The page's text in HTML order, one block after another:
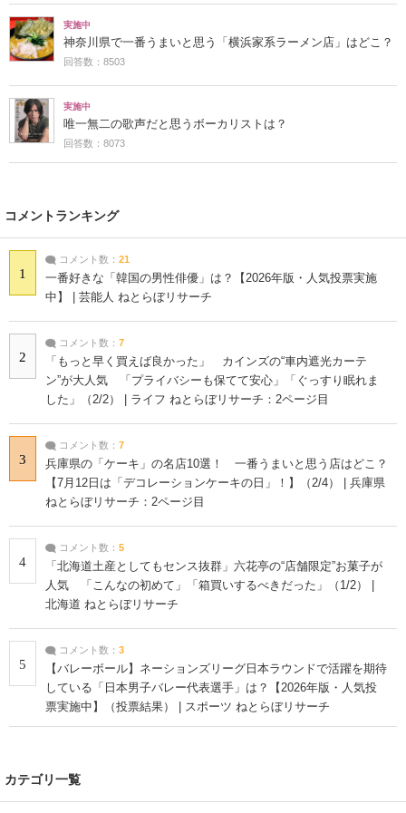
実施中
神奈川県で一番うまいと思う「横浜家系ラーメン店」はどこ？
回答数：8503
実施中
唯一無二の歌声だと思うボーカリストは？
回答数：8073
コメントランキング
1
コメント数： 21
一番好きな「韓国の男性俳優」は？【2026年版・人気投票実施
中】 | 芸能人 ねとらぼリサーチ
2
コメント数： 7
「もっと早く買えば良かった」 カインズの“車内遮光カーテ
ン”が大人気 「プライバシーも保てて安心」「ぐっすり眠れま
した」（2/2） | ライフ ねとらぼリサーチ：2ページ目
3
コメント数： 7
兵庫県の「ケーキ」の名店10選！ 一番うまいと思う店はどこ？
【7月12日は「デコレーションケーキの日」！】（2/4） | 兵庫県
ねとらぼリサーチ：2ページ目
4
コメント数： 5
「北海道土産としてもセンス抜群」六花亭の“店舗限定”お菓子が
人気 「こんなの初めて」「箱買いするべきだった」（1/2） |
北海道 ねとらぼリサーチ
5
コメント数： 3
【バレーボール】ネーションズリーグ日本ラウンドで活躍を期待
している「日本男子バレー代表選手」は？【2026年版・人気投
票実施中】（投票結果） | スポーツ ねとらぼリサーチ
カテゴリ一覧